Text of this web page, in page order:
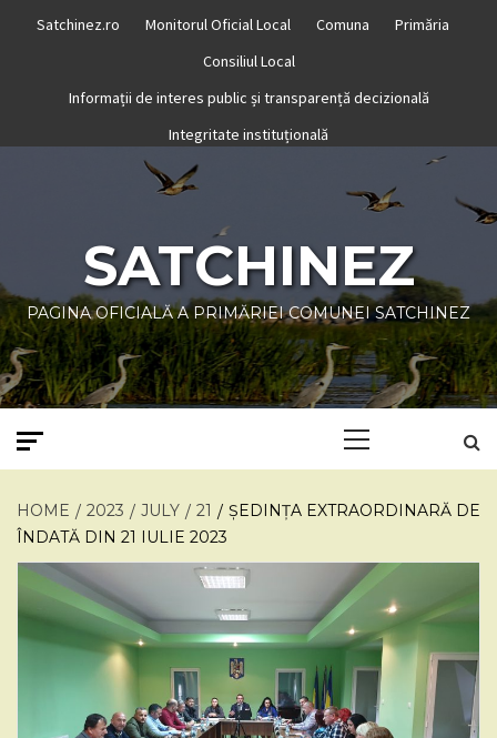
Satchinez.ro Monitorul Oficial Local Comuna
Primăria
Consiliul Local
Informații de interes public și transparență decizională
Integritate instituțională
SATCHINEZ
PAGINA OFICIALĂ A PRIMĂRIEI COMUNEI SATCHINEZ
HOME 2023 JULY 21
ȘEDINȚA EXTRAORDINARĂ DE
ÎNDATĂ DIN 21 IULIE 2023